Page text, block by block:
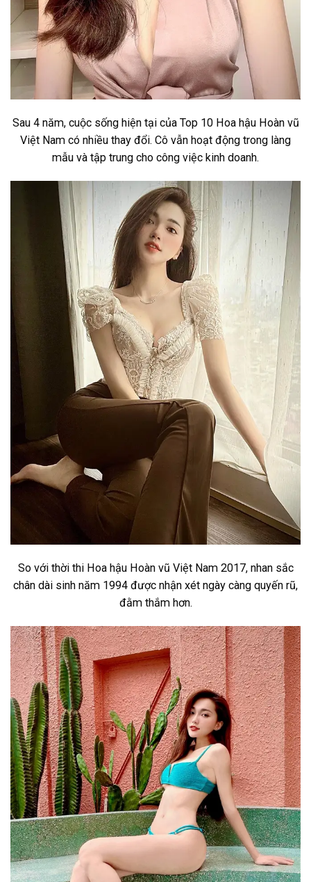
Sau 4 năm, cuộc sống hiện tại của Top 10 Hoa hậu Hoàn vũ
Việt Nam có nhiều thay đổi. Cô vẫn hoạt động trong làng
mẫu và tập trung cho công việc kinh doanh.
So với thời thi Hoa hậu Hoàn vũ Việt Nam 2017, nhan sắc
chân dài sinh năm 1994 được nhận xét ngày càng quyến rũ,
đằm thắm hơn.